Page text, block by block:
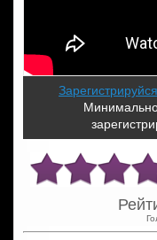
Зарегистрируйся